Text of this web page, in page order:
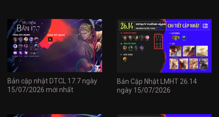
Bản cập nhật DTCL 17.7 ngày
15/07/2026 mới nhất
Bản Cập Nhật LMHT 26.14
ngày 15/07/2026